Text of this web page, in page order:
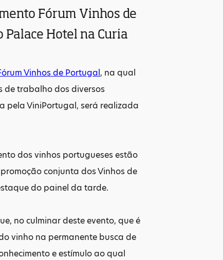
Fórum Vinhos de
Hotel na Curia
Vinhos de Portugal, na qual
de trabalho dos diversos
pela ViniPortugal, será realizada
dos vinhos portugueses estão
conjunta dos Vinhos de
do painel da tarde.
no culminar deste evento, que é
vinho na permanente busca de
e estímulo ao qual